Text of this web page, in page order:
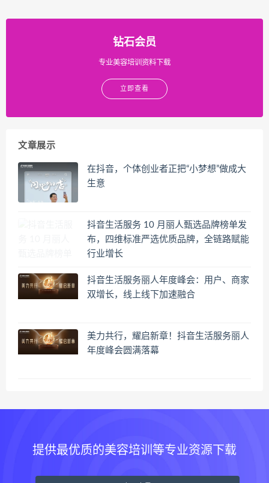
钻石会员
专业美容培训资料下载
立即查看
文章展示
在抖音，个体创业者正把“小梦想”做成大
生意
抖音生活服务 10 月丽人甄选品牌榜单发
布，四维标准严选优质品牌，全链路赋能
行业增长
抖音生活服务丽人年度峰会：用户、商家
双增长，线上线下加速融合
美力共行，耀启新章！抖音生活服务丽人
年度峰会圆满落幕
提供最优质的美容培训等专业资源下载